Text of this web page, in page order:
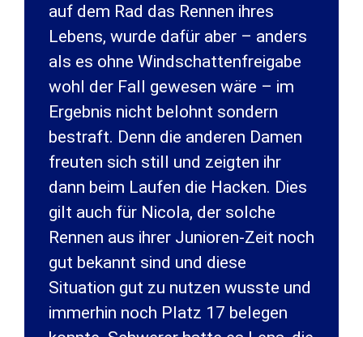
auf dem Rad das Rennen ihres
Lebens, wurde dafür aber – anders
als es ohne Windschattenfreigabe
wohl der Fall gewesen wäre – im
Ergebnis nicht belohnt sondern
bestraft. Denn die anderen Damen
freuten sich still und zeigten ihr
dann beim Laufen die Hacken. Dies
gilt auch für Nicola, der solche
Rennen aus ihrer Junioren-Zeit noch
gut bekannt sind und diese
Situation gut zu nutzen wusste und
immerhin noch Platz 17 belegen